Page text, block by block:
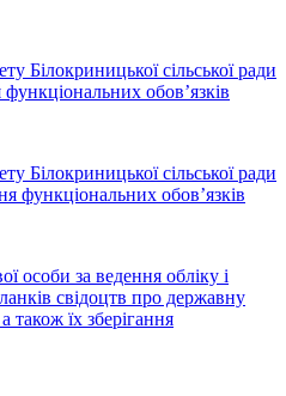
Білокриницької сільської ради
обов’язків
Білокриницької сільської ради
функціональних обов’язків
особи за ведення обліку і
свідоцтв про державну
також їх зберігання